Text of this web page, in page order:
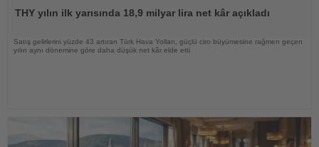
THY yılın ilk yarısında 18,9 milyar lira net kâr açıkladı
Satış gelirlerini yüzde 43 artıran Türk Hava Yolları, güçlü ciro büyümesine rağmen geçen
yılın aynı dönemine göre daha düşük net kâr elde etti